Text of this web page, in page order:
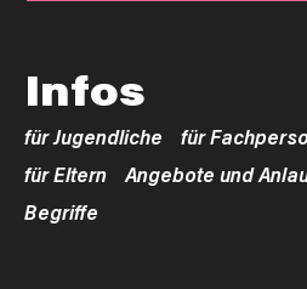
Infos
für Jugendliche
für
für Eltern
Angebote und
Begriffe